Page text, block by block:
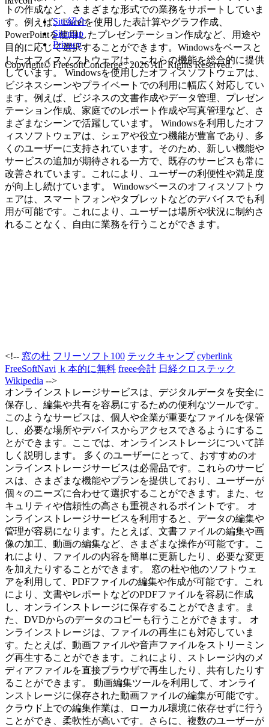
トの作成など、さまざまな形式での業務をサポートしていま
す。例えば、Excelを使用した表計算やグラフ作成、
PowerPointを使用したプレゼンテーション作成など、用途や
目的に応じて選択することができます。Windowsをベースと
したオフィスソフトウェアは、これらの機能を総合的に提供
しています。 Windowsを使用したオフィスソフトウェアは、
ビジネスシーンやプライベートでの利用に幅広く対応してい
ます。例えば、ビジネスの文書作成やデータ管理、プレゼン
テーション作成、家庭でのレポート作成や写真管理など、さ
まざまなシーンで活躍しています。 Windowsを利用したオフ
ィスソフトウェアは、シェアや役立つ機能が豊富であり、多
くのユーザーに支持されています。そのため、新しい機能や
サービスの追加が期待される一方で、既存のサービスも常に
改善されています。これにより、ユーザーの利便性や満足度
が向上し続けています。 Windowsベースのオフィスソフトウ
ェアは、スマートフォンやタブレットなどのデバイスでも利
用が可能です。これにより、ユーザーは場所や状況に制約さ
れることなく、自由に業務を行うことができます。
<!-- 窓の杜 フリーソフト100 テックキャンプ cyberlink
FreeSoftNavi ｋ本的に無料 freee会計 日経クロステック
Wikipedia -->
オンラインストレージサービスは、デジタルデータを安全に
保存し、編集や共有を容易にするための便利なツールです。
このようなサービスは、個人や企業が重要なファイルを保管
し、必要な場所やデバイスからアクセスできるようにするこ
とができます。ここでは、オンラインストレージについて詳
しく説明します。 多くのユーザーにとって、おすすめのオ
ンラインストレージサービスは必需品です。これらのサービ
スは、さまざまな機能やプランを提供しており、ユーザーが
個々のニーズに合わせて選択することができます。また、セ
キュリティや信頼性の高さも重視されるポイントです。 オ
ンラインストレージサービスを利用すると、データの編集や
管理が容易になります。たとえば、文書ファイルの編集や画
像の加工、動画の編集など、さまざまな操作が可能です。こ
れにより、ファイルの内容を簡単に更新したり、必要な変更
を加えたりすることができます。 窓の杜や他のソフトウェ
アを利用して、PDFファイルの編集や作成が可能です。これ
により、文書やレポートなどのPDFファイルを容易に作成
し、オンラインストレージに保存することができます。ま
た、DVDからのデータのコピーも行うことができます。 オ
ンラインストレージは、ファイルの再生にも対応していま
す。たとえば、動画ファイルや音声ファイルをストリーミン
グ再生することができます。これにより、ストレージ内のメ
ディアファイルを直接ブラウザで再生したり、共有したりす
ることができます。 動画編集ツールを利用して、オンライ
ンストレージに保存された動画ファイルの編集が可能です。
クラウド上での編集作業は、ローカル環境に依存せずに行う
ことができ、柔軟性が高いです。さらに、複数のユーザーが
Site紹介
Sitemap
Privacy
Copyright© FreesoftConcierge , 2026 All Rights Reserved.